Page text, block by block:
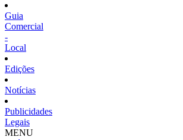
Guia
Comercial
-
Local
Edições
Notícias
Publicidades
Legais
MENU